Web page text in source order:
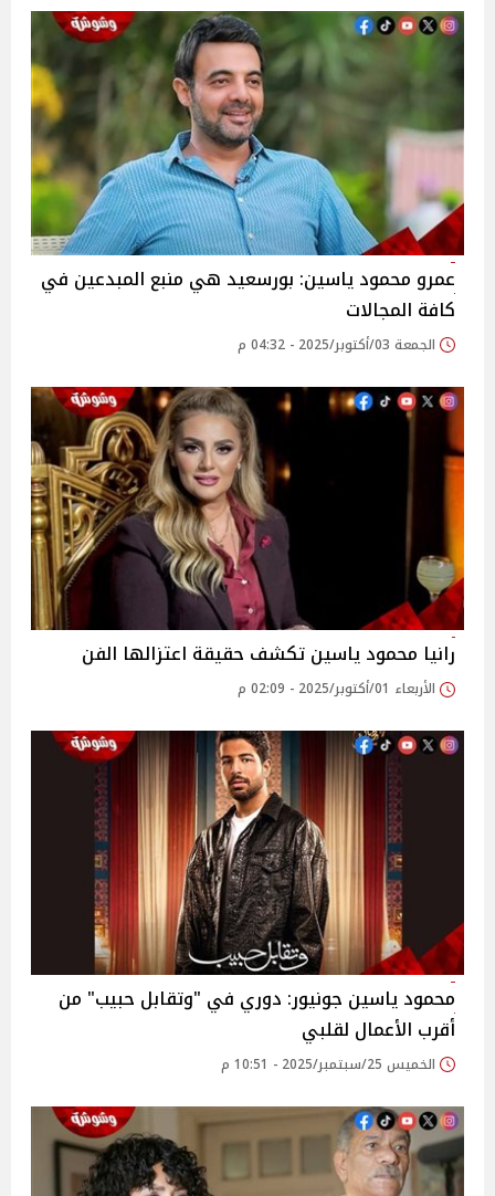
عمرو محمود ياسين: بورسعيد هي منبع المبدعين في
كافة المجالات
الجمعة 03/أكتوبر/2025 - 04:32 م
رانيا محمود ياسين تكشف حقيقة اعتزالها الفن
الأربعاء 01/أكتوبر/2025 - 02:09 م
محمود ياسين جونيور: دوري في "وتقابل حبيب" من
أقرب الأعمال لقلبي
الخميس 25/سبتمبر/2025 - 10:51 م